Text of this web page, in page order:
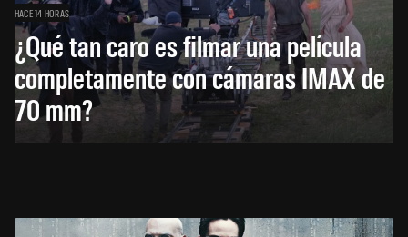
HACE 14 HORAS
¿Qué tan caro es filmar una película
completamente con cámaras IMAX de
70 mm?